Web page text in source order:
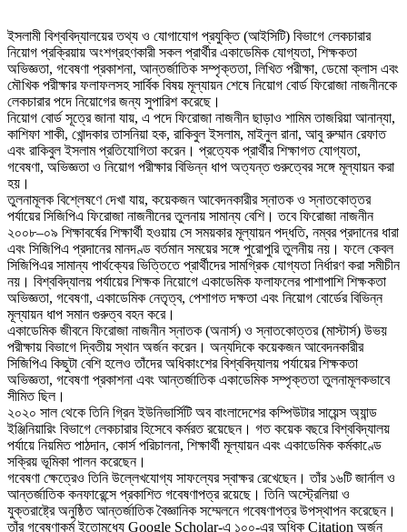
ইসলামী বিশ্ববিদ্যালয়ের তথ্য ও যোগাযোগ প্রযুক্তি (আইসিটি) বিভাগে লেকচারার
নিয়োগ প্রক্রিয়ায় অংশগ্রহণকারী সকল প্রার্থীর একাডেমিক যোগ্যতা, শিক্ষকতা
অভিজ্ঞতা, গবেষণা প্রকাশনা, আন্তর্জাতিক সম্পৃক্ততা, লিখিত পরীক্ষা, ডেমো ক্লাস এবং
মৌখিক পরীক্ষার ফলাফলসহ সার্বিক বিষয় মূল্যায়ন শেষে নিয়োগ বোর্ড ফিরোজা নাজনীনকে
লেকচারার পদে নিয়োগের জন্য সুপারিশ করেছে।
নিয়োগ বোর্ড সূত্রে জানা যায়, এ পদে ফিরোজা নাজনীন ছাড়াও শামিম তাজরিয়া আনান্যা,
কাশিফা শাকী, খোন্দকার তাসনিয়া হক, রাকিবুল ইসলাম, মাইনুল রানা, আবু রুম্মান রেফাত
এবং রাকিবুল ইসলাম প্রতিযোগিতা করেন। প্রত্যেক প্রার্থীর শিক্ষাগত যোগ্যতা,
গবেষণা, অভিজ্ঞতা ও নিয়োগ পরীক্ষার বিভিন্ন ধাপ অত্যন্ত গুরুত্বের সঙ্গে মূল্যায়ন করা
হয়।
তুলনামূলক বিশ্লেষণে দেখা যায়, কয়েকজন আবেদনকারীর স্নাতক ও স্নাতকোত্তর
পর্যায়ের সিজিপিএ ফিরোজা নাজনীনের তুলনায় সামান্য বেশি। তবে ফিরোজা নাজনীন
২০০৮–০৯ শিক্ষাবর্ষের শিক্ষার্থী হওয়ায় সে সময়কার মূল্যায়ন পদ্ধতি, নম্বর প্রদানের ধারা
এবং সিজিপিএ প্রদানের মানদণ্ড বর্তমান সময়ের সঙ্গে পুরোপুরি তুলনীয় নয়। ফলে কেবল
সিজিপিএর সামান্য পার্থক্যের ভিত্তিতে প্রার্থীদের সামগ্রিক যোগ্যতা নির্ধারণ করা সমীচীন
নয়। বিশ্ববিদ্যালয় পর্যায়ের শিক্ষক নিয়োগে একাডেমিক ফলাফলের পাশাপাশি শিক্ষকতা
অভিজ্ঞতা, গবেষণা, একাডেমিক নেতৃত্ব, পেশাগত দক্ষতা এবং নিয়োগ বোর্ডের বিভিন্ন
মূল্যায়ন ধাপ সমান গুরুত্ব বহন করে।
একাডেমিক জীবনে ফিরোজা নাজনীন স্নাতক (অনার্স) ও স্নাতকোত্তর (মাস্টার্স) উভয়
পরীক্ষায় বিভাগে দ্বিতীয় স্থান অর্জন করেন। অন্যদিকে কয়েকজন আবেদনকারীর
সিজিপিএ কিছুটা বেশি হলেও তাঁদের অধিকাংশের বিশ্ববিদ্যালয় পর্যায়ের শিক্ষকতা
অভিজ্ঞতা, গবেষণা প্রকাশনা এবং আন্তর্জাতিক একাডেমিক সম্পৃক্ততা তুলনামূলকভাবে
সীমিত ছিল।
২০২০ সাল থেকে তিনি গ্রিন ইউনিভার্সিটি অব বাংলাদেশের কম্পিউটার সায়েন্স অ্যান্ড
ইঞ্জিনিয়ারিং বিভাগে লেকচারার হিসেবে কর্মরত রয়েছেন। গত কয়েক বছরে বিশ্ববিদ্যালয়
পর্যায়ে নিয়মিত পাঠদান, কোর্স পরিচালনা, শিক্ষার্থী মূল্যায়ন এবং একাডেমিক কর্মকাণ্ডে
সক্রিয় ভূমিকা পালন করেছেন।
গবেষণা ক্ষেত্রেও তিনি উল্লেখযোগ্য সাফল্যের স্বাক্ষর রেখেছেন। তাঁর ১৬টি জার্নাল ও
আন্তর্জাতিক কনফারেন্সে প্রকাশিত গবেষণাপত্র রয়েছে। তিনি অস্ট্রেলিয়া ও
যুক্তরাষ্ট্রে অনুষ্ঠিত আন্তর্জাতিক বৈজ্ঞানিক সম্মেলনে গবেষণাপত্র উপস্থাপন করেছেন।
তাঁর গবেষণাকর্ম ইতোমধ্যে Google Scholar-এ ১০০-এর অধিক Citation অর্জন